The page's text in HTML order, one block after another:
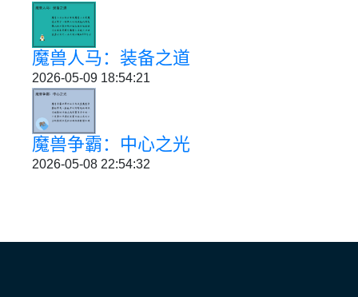
魔兽人马：装备之道
2026-05-09 18:54:21
魔兽争霸：中心之光
2026-05-08 22:54:32